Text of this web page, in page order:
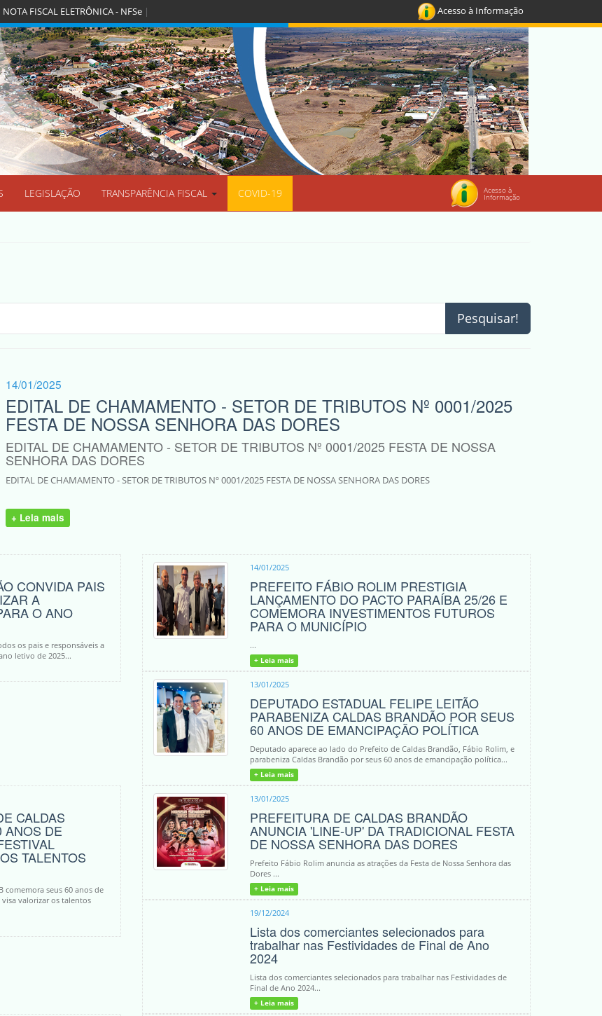
NOTA FISCAL ELETRÔNICA - NFSe | Acesso à Informação
LEGISLAÇÃO TRANSPARÊNCIA FISCAL COVID-19 Acesso à
Informação
Pesquisar!
14/01/2025
EDITAL DE CHAMAMENTO - SETOR DE TRIBUTOS Nº 0001/2025
FESTA DE NOSSA SENHORA DAS DORES
EDITAL DE CHAMAMENTO - SETOR DE TRIBUTOS Nº 0001/2025 FESTA DE NOSSA
SENHORA DAS DORES
EDITAL DE CHAMAMENTO - SETOR DE TRIBUTOS Nº 0001/2025 FESTA DE NOSSA SENHORA DAS DORES
+ Leia mais
CONVIDA PAIS
A
O ANO
os pais e responsáveis a
letivo de 2025...
14/01/2025
PREFEITO FÁBIO ROLIM PRESTIGIA
LANÇAMENTO DO PACTO PARAÍBA 25/26 E
COMEMORA INVESTIMENTOS FUTUROS
PARA O MUNICÍPIO
...
+ Leia mais
13/01/2025
DEPUTADO ESTADUAL FELIPE LEITÃO
PARABENIZA CALDAS BRANDÃO POR SEUS
60 ANOS DE EMANCIPAÇÃO POLÍTICA
Deputado aparece ao lado do Prefeito de Caldas Brandão, Fábio Rolim, e
parabeniza Caldas Brandão por seus 60 anos de emancipação política...
+ Leia mais
CALDAS
ANOS DE
TALENTOS
comemora seus 60 anos de
valorizar os talentos
13/01/2025
PREFEITURA DE CALDAS BRANDÃO
ANUNCIA 'LINE-UP' DA TRADICIONAL FESTA
DE NOSSA SENHORA DAS DORES
Prefeito Fábio Rolim anuncia as atrações da Festa de Nossa Senhora das
Dores ...
+ Leia mais
19/12/2024
Lista dos comerciantes selecionados para
trabalhar nas Festividades de Final de Ano
2024
Lista dos comerciantes selecionados para trabalhar nas Festividades de
Final de Ano 2024...
+ Leia mais